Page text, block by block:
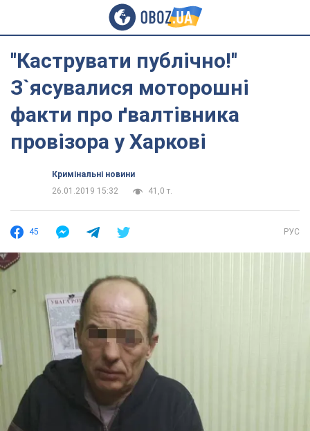
''Каструвати публічно!''
З`ясувалися моторошні
факти про ґвалтівника
провізора у Харкові
Кримінальні новини
26.01.2019 15:32
41,0 т.
45 РУС